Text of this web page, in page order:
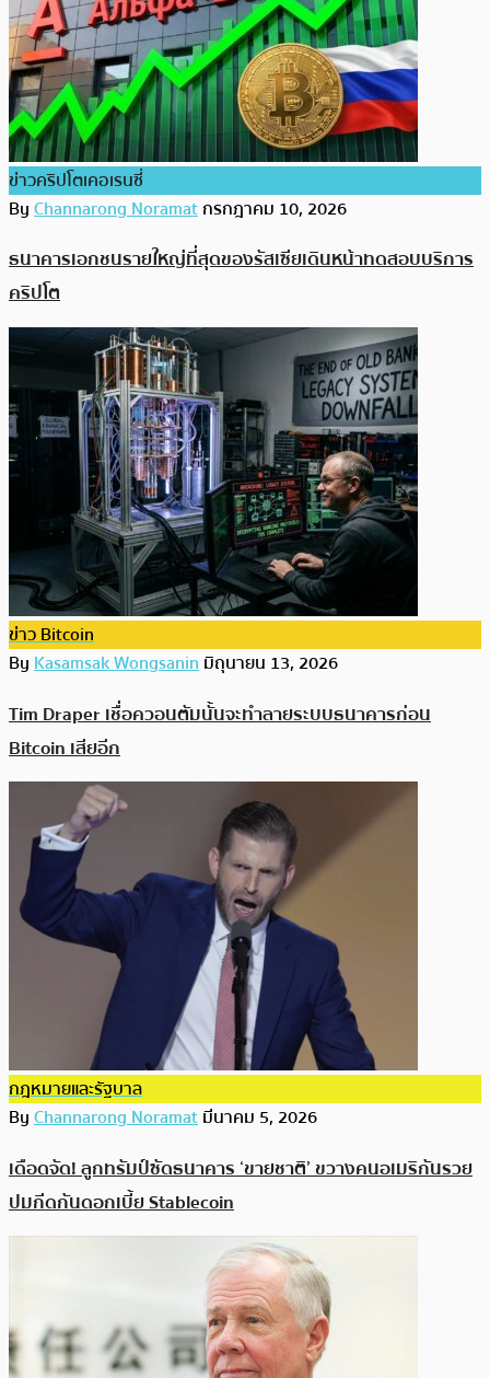
ข่าวคริปโตเคอเรนซี่
ByChannarong Noramatกรกฎาคม 10, 2026
ธนาคารเอกชนรายใหญ่ที่สุดของรัสเซียเดินหน้าทดสอบบริการ
คริปโต
ข่าว Bitcoin
ByKasamsak Wongsaninมิถุนายน 13, 2026
Tim Draper เชื่อควอนตัมนั้นจะทำลายระบบธนาคารก่อน
Bitcoin เสียอีก
กฎหมายและรัฐบาล
ByChannarong Noramatมีนาคม 5, 2026
เดือดจัด! ลูกทรัมป์ซัดธนาคาร ‘ขายชาติ’ ขวางคนอเมริกันรวย
ปมกีดกันดอกเบี้ย Stablecoin